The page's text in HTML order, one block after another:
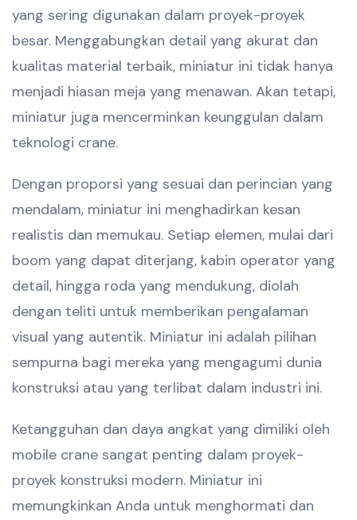
yang sering digunakan dalam proyek-proyek
besar. Menggabungkan detail yang akurat dan
kualitas material terbaik, miniatur ini tidak hanya
menjadi hiasan meja yang menawan. Akan tetapi,
miniatur juga mencerminkan keunggulan dalam
teknologi crane.
Dengan proporsi yang sesuai dan perincian yang
mendalam, miniatur ini menghadirkan kesan
realistis dan memukau. Setiap elemen, mulai dari
boom yang dapat diterjang, kabin operator yang
detail, hingga roda yang mendukung, diolah
dengan teliti untuk memberikan pengalaman
visual yang autentik. Miniatur ini adalah pilihan
sempurna bagi mereka yang mengagumi dunia
konstruksi atau yang terlibat dalam industri ini.
Ketangguhan dan daya angkat yang dimiliki oleh
mobile crane sangat penting dalam proyek-
proyek konstruksi modern. Miniatur ini
memungkinkan Anda untuk menghormati dan